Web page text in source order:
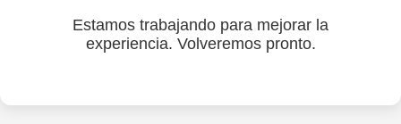
Estamos trabajando para mejorar la
experiencia. Volveremos pronto.